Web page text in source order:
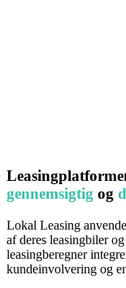
gennemsigtig og
Lokal Leasing
af deres leasingbiler
leasingberegner
kundeinvolvering og